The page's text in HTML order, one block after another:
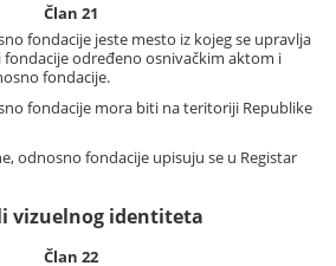
Član 21
fondacije jeste mesto iz kojeg se upravlja
određeno osnivačkim aktom i
fondacije.
fondacije mora biti na teritoriji Republike
odnosno fondacije upisuju se u Registar
vizuelnog identiteta
Član 22